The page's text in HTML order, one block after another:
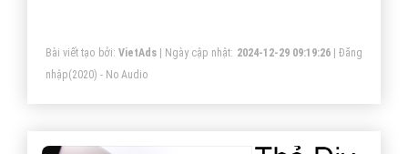
Bài viết tạo bởi: VietAds| Ngày cập nhật: 2024-12-29 09:19:26|Đăng
nhập(2020) - No Audio